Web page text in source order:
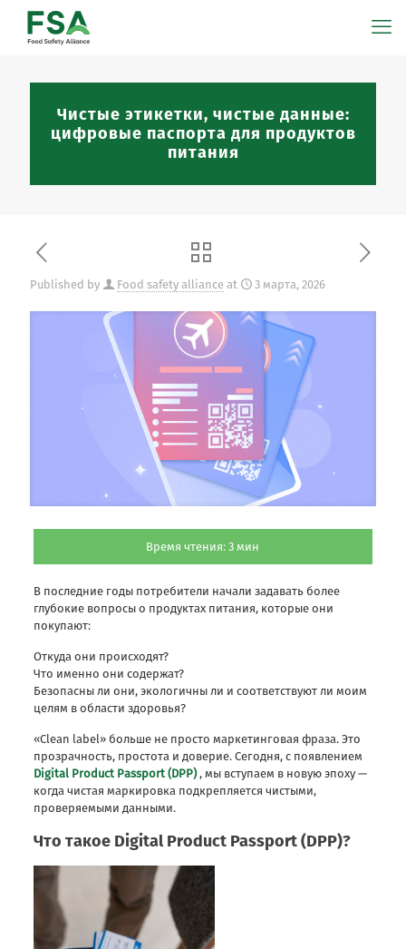
Чистые этикетки, чистые данные:
цифровые паспорта для продуктов
питания
Published by Food safety alliance at 3 марта, 2026
Время чтения:3 мин
В последние годы потребители начали задавать более
глубокие вопросы о продуктах питания, которые они
покупают:
Откуда они происходят?
Что именно они содержат?
Безопасны ли они, экологичны ли и соответствуют ли моим
целям в области здоровья?
«Clean label» больше не просто маркетинговая фраза. Это
прозрачность, простота и доверие. Сегодня, с появлением
Digital Product Passport (DPP), мы вступаем в новую эпоху —
когда чистая маркировка подкрепляется чистыми,
проверяемыми данными.
Что такое Digital Product Passport (DPP)?